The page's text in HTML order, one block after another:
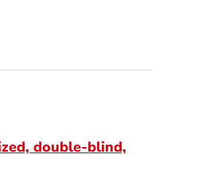
double-blind,